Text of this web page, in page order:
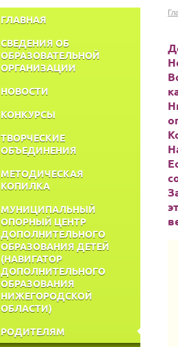
ГЛАВНАЯ
СВЕДЕНИЯ ОБ
ОБРАЗОВАТЕЛЬНОЙ
ОРГАНИЗАЦИИ
НОВОСТИ
КОНКУРСЫ
ТВОРЧЕСКИЕ
ОБЪЕДИНЕНИЯ
МЕТОДИЧЕСКАЯ
КОПИЛКА
МУНИЦИПАЛЬНЫЙ
ОПОРНЫЙ ЦЕНТР
ДОПОЛНИТЕЛЬНОГО
ОБРАЗОВАНИЯ ДЕТЕЙ
(НАВИГАТОР
ДОПОЛНИТЕЛЬНОГО
ОБРАЗОВАНИЯ
НИЖЕГОРОДСКОЙ
ОБЛАСТИ)
РОДИТЕЛЯМ